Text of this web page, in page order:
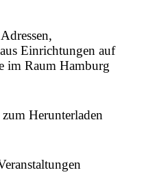
Einrichtungen auf
im Raum Hamburg
Herunterladen